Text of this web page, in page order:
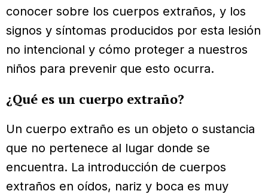
conocer sobre los cuerpos extraños, y los
signos y síntomas producidos por esta lesión
no intencional y cómo proteger a nuestros
niños para prevenir que esto ocurra.
¿Qué es un cuerpo extraño?
Un cuerpo extraño es un objeto o sustancia
que no pertenece al lugar donde se
encuentra. La introducción de cuerpos
extraños en oídos, nariz y boca es muy